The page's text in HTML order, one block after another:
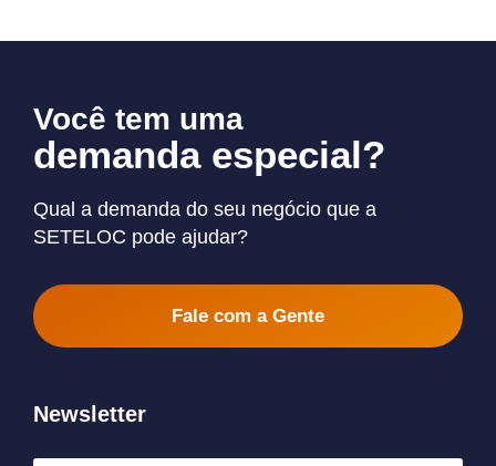
Você tem uma
demanda especial?
Qual a demanda do seu negócio que a
SETELOC pode ajudar?
Fale com a Gente
Newsletter